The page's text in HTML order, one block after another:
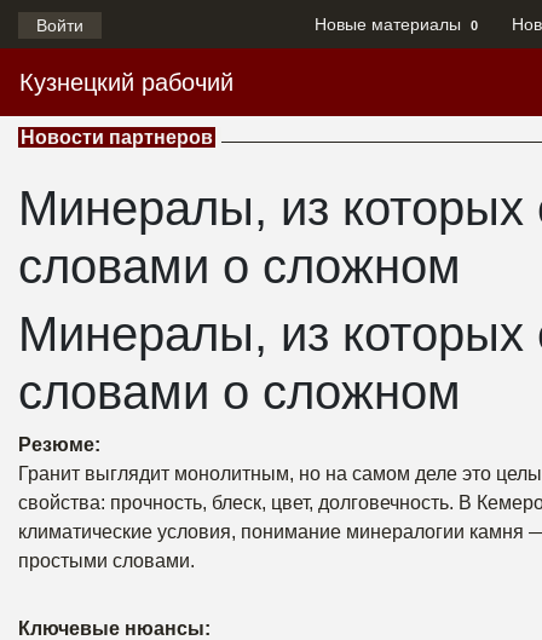
Войти Новые материалы 0
Кузнецкий рабочий
Новости партнеров
Минералы, из которых
словами о сложном
Минералы, из которых
словами о сложном
Резюме:
Гранит выглядит монолитным, но на самом деле это
свойства: прочность, блеск, цвет, долговечность. В
климатические условия, понимание минералогии
простыми словами.
Ключевые нюансы: